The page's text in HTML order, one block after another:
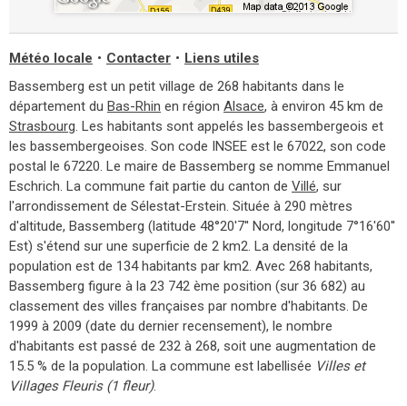
Météo locale • Contacter • Liens utiles
Bassemberg est un petit village de 268 habitants dans le
département du Bas-Rhin en région Alsace, à environ 45 km de
Strasbourg. Les habitants sont appelés les bassembergeois et
les bassembergeoises. Son code INSEE est le 67022, son code
postal le 67220. Le maire de Bassemberg se nomme Emmanuel
Eschrich. La commune fait partie du canton de Villé, sur
l'arrondissement de Sélestat-Erstein. Située à 290 mètres
d'altitude, Bassemberg (latitude 48°20'7'' Nord, longitude 7°16'60''
Est) s'étend sur une superficie de 2 km2. La densité de la
population est de 134 habitants par km2. Avec 268 habitants,
Bassemberg figure à la 23 742 ème position (sur 36 682) au
classement des villes françaises par nombre d'habitants. De
1999 à 2009 (date du dernier recensement), le nombre
d'habitants est passé de 232 à 268, soit une augmentation de
15.5 % de la population. La commune est labellisée Villes et
Villages Fleuris (1 fleur).